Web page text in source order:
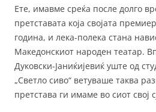
Ете, имавме среќа после долго
претставата која својата
година, и лека-полека стана
Македонскиот народен театар.
Дуковски-Јаниќијевиќ уште од
„Светло сиво“ ветуваше таква
претстава ги имаме во сиот свој